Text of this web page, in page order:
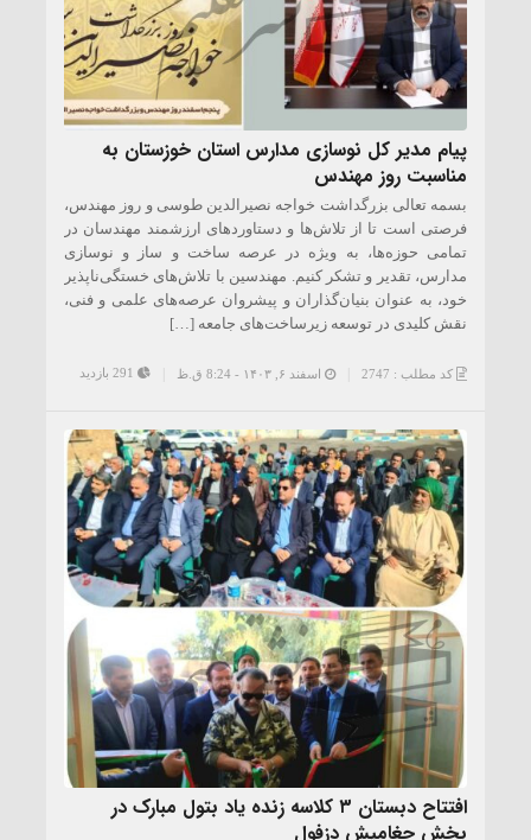
پیام مدیر کل نوسازی مدارس استان خوزستان به
مناسبت روز مهندس
بسمه تعالی بزرگداشت خواجه نصیرالدین طوسی و روز مهندس،
فرصتی است تا از تلاش‌ها و دستاوردهای ارزشمند مهندسان در
تمامی حوزه‌ها، به ویژه در عرصه ساخت و ساز و نوسازی
مدارس، تقدیر و تشکر کنیم. مهندسین با تلاش‌های خستگی‌ناپذیر
خود، به عنوان بنیان‌گذاران و پیشروان عرصه‌های علمی و فنی،
نقش کلیدی در توسعه زیرساخت‌های جامعه […]
کد مطلب : 2747 اسفند ۶, ۱۴۰۳ - 8:24 ق.ظ
افتتاح دبستان ۳ کلاسه زنده یاد بتول مبارک در
بخش چغامیش دزفول